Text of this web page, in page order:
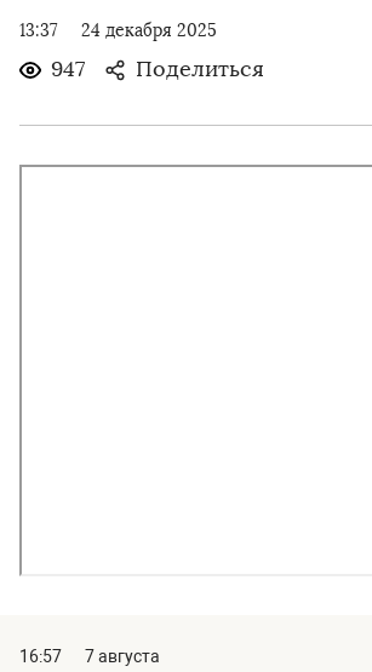
13:37 24 декабря 2025
947 Поделиться
16:57
7 августа